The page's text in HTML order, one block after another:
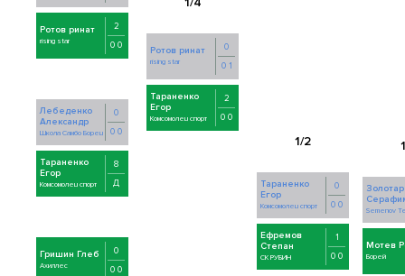
Ротов ринат
rising star
2
0 0
Лебеденко
Александр
Школа Самбо Борец
0
0 0
Тараненко
Егор
Комсомолец спорт
8
Д
Гришин Глеб
Ахиллес
0
0 0
Ротов ринат
rising star
0
0 1
Тараненко
Егор
Комсомолец спорт
2
0 0
Тараненко
Егор
Комсомолец спорт
0
0 0
Ефремов
Степан
СК РУБИН
1
0 0
Semenov
Мотев
Борей